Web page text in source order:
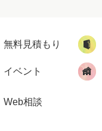
無料見積もり
イベント
Web相談